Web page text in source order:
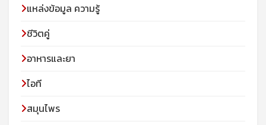
แหล่งข้อมูล ความรู้
ชีวิตคู่
อาหารและยา
ไอที
สมุนไพร